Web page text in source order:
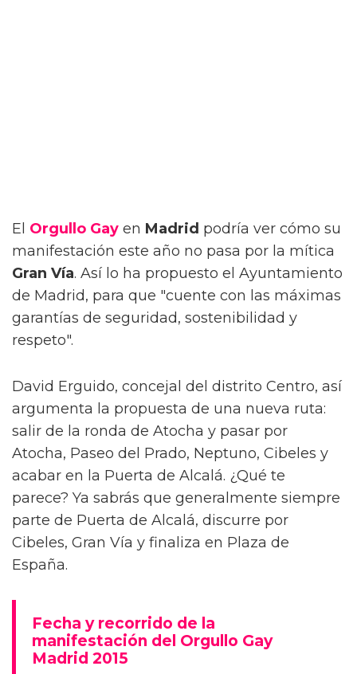
El Orgullo Gay en Madrid podría ver cómo su
manifestación este año no pasa por la mítica
Gran Vía. Así lo ha propuesto el Ayuntamiento
de Madrid, para que "cuente con las máximas
garantías de seguridad, sostenibilidad y
respeto".
David Erguido, concejal del distrito Centro, así
argumenta la propuesta de una nueva ruta:
salir de la ronda de Atocha y pasar por
Atocha, Paseo del Prado, Neptuno, Cibeles y
acabar en la Puerta de Alcalá. ¿Qué te
parece? Ya sabrás que generalmente siempre
parte de Puerta de Alcalá, discurre por
Cibeles, Gran Vía y finaliza en Plaza de
España.
Fecha y recorrido de la
manifestación del Orgullo Gay
Madrid 2015